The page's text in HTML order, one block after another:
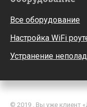
Все оборудование
Настройка WiFi
Устранение
© 2019 . Вы уже клиент